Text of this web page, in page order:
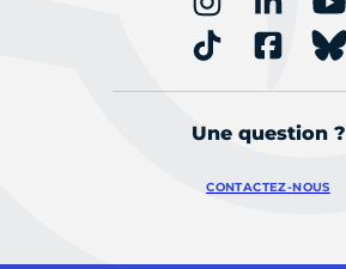
Une question ?
CONTACTEZ-NOUS